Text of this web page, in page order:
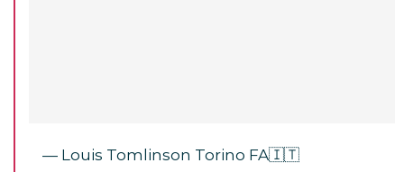
— Louis Tomlinson Torino FA🇮🇹